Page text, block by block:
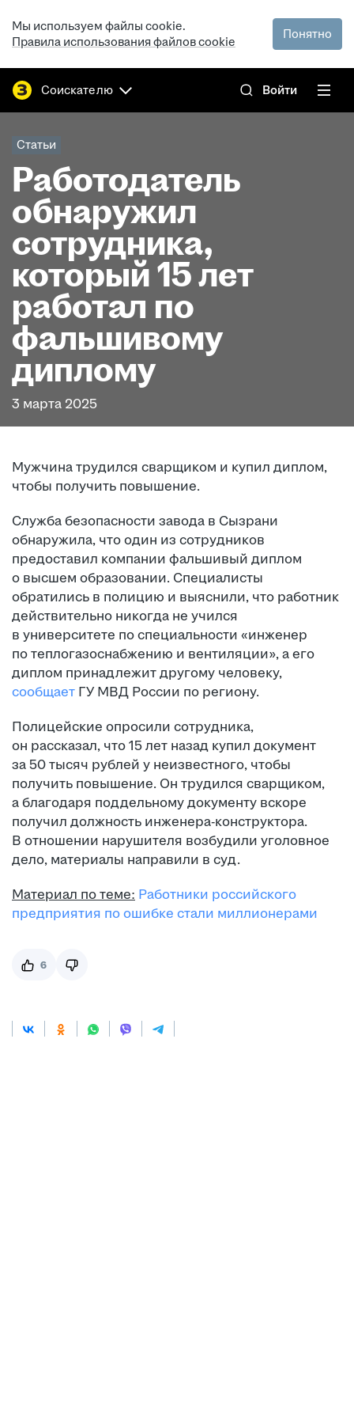
Мы используем файлы cookie.
Правила использования файлов cookie
Понятно
Соискателю Войти
Статьи
Работодатель
обнаружил
сотрудника,
который 15 лет
работал по
фальшивому
диплому
3 марта 2025
Мужчина трудился сварщиком и купил диплом,
чтобы получить повышение.
Служба безопасности завода в Сызрани
обнаружила, что один из сотрудников
предоставил компании фальшивый диплом
о высшем образовании. Специалисты
обратились в полицию и выяснили, что работник
действительно никогда не учился
в университете по специальности «инженер
по теплогазоснабжению и вентиляции», а его
диплом принадлежит другому человеку,
сообщает ГУ МВД России по региону.
Полицейские опросили сотрудника,
он рассказал, что 15 лет назад купил документ
за 50 тысяч рублей у неизвестного, чтобы
получить повышение. Он трудился сварщиком,
а благодаря поддельному документу вскоре
получил должность инженера-конструктора.
В отношении нарушителя возбудили уголовное
дело, материалы направили в суд.
Материал по теме: Работники российского
предприятия по ошибке стали миллионерами
6